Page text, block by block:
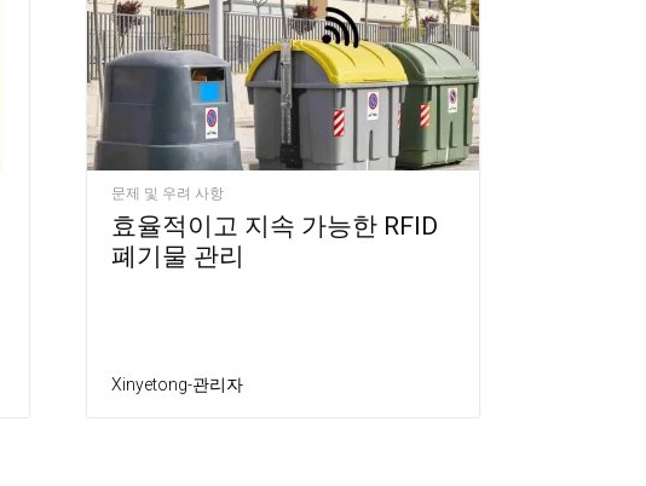
문제 및 우려 사항
효율적이고 지속 가능한 RFID
폐기물 관리
Xinyetong-관리자